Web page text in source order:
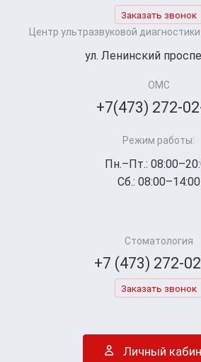
Заказать звонок
Центр ультразвуковой
ул. Ленинский
ОМС
+7(473) 272-
Режим работы:
Пн.–Пт.:
Сб.: 08:00–14:00
Стоматология
+7 (473) 272-
Заказать звонок
Личный